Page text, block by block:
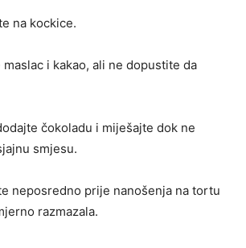
na kockice.
i kakao, ali ne dopustite da
čokoladu i miješajte dok ne
smjesu.
neposredno prije nanošenja na tortu
razmazala.